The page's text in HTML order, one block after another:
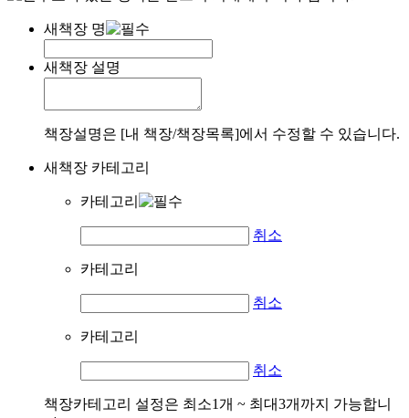
새책장 명
새책장 설명
책장설명은 [내 책장/책장목록]에서 수정할 수 있습니다.
새책장 카테고리
카테고리
취소
카테고리
취소
카테고리
취소
책장카테고리 설정은 최소1개 ~ 최대3개까지 가능합니